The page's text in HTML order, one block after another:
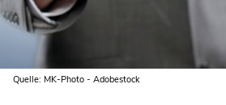
Quelle: MK-Photo - Adobestock